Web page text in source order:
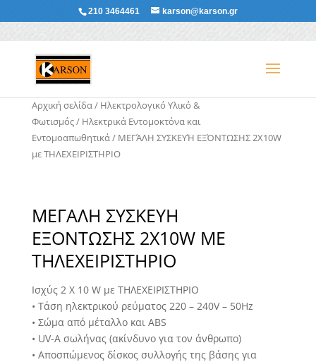
210 3464461 karson@karson.gr
Αρχική σελίδα/ Ηλεκτρολογικό Υλικό &
Φωτισμός/ Ηλεκτρικά Εντομοκτόνα και
Εντομοαπωθητικά/ ΜΕΓΆΛΗ ΣΥΣΚΕΥΉ ΕΞΌΝΤΩΣΗΣ 2X10W
με ΤΗΛΕΧΕΙΡΙΣΤΗΡΙΟ
ΜΕΓΆΛΗ ΣΥΣΚΕΥΉ
ΕΞΌΝΤΩΣΗΣ 2X10W ΜΕ
ΤΗΛΕΧΕΙΡΙΣΤΗΡΙΟ
Ισχύς 2 X 10 W με ΤΗΛΕΧΕΙΡΙΣΤΗΡΙΟ
• Τάση ηλεκτρικού ρεύματος 220 – 240V – 50Hz
• Σώμα από μέταλλο και ABS
• UV-A σωλήνας (ακίνδυνο για τον άνθρωπο)
• Αποσπώμενος δίσκος συλλογής της βάσης για